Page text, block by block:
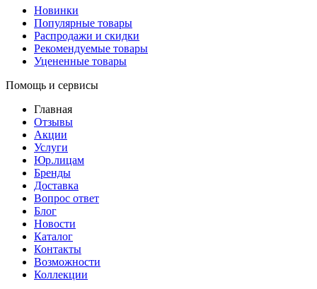
Новинки
Популярные товары
Распродажи и скидки
Рекомендуемые товары
Уцененные товары
Помощь и сервисы
Главная
Отзывы
Акции
Услуги
Юр.лицам
Бренды
Доставка
Вопрос ответ
Блог
Новости
Каталог
Контакты
Возможности
Коллекции